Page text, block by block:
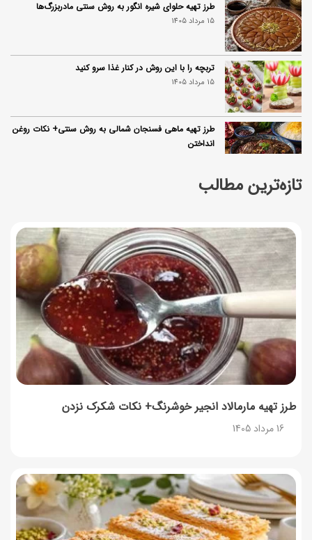
تازه‌ترین مطالب
طرز تهیه مارمالاد انجیر خوشرنگ+ نکات شکرک نزدن
16 مرداد 1405
طرز تهیه حلوای شیره انگور به روش سنتی مادربزرگ‌ها
15 مرداد 1405
تربچه را با این روش در کنار غذا سرو کنید
15 مرداد 1405
طرز تهیه ماهی فسنجان شمالی به روش سنتی+ نکات روغن
انداختن
۱۰ خواص آلو؛ فواید شگفت‌انگیز این میوه برای سلامت بدن
فردا ۱۵ مرداد کالابرگ این افراد واریز می‌شود
14 مرداد 1405
زمان شارژ کالابرگ تغییر کرد؛ جزئیات برنامه جدید واریز اعتبار
در مرداد
14 مرداد 1405
توصیه‌های مهم برای دفع انواع حشرات در خانه
14 مرداد 1405
طرز تهیه پنکیک با شیره انگور؛ صبحانه‌ای سالم و انرژی‌بخش
14 مرداد 1405